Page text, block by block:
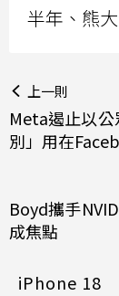
半年、熊
上一則
Meta遏止以
別」用在
Boyd攜手
成焦點
iPhone 18